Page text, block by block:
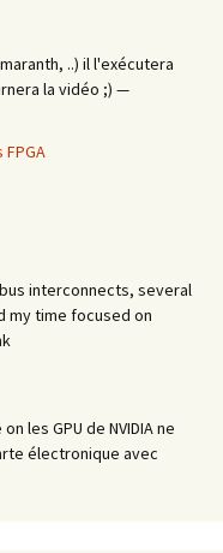
..) il l'exécutera
la vidéo ;) —
interconnects, several
my time focused on
les GPU de NVIDIA ne
électronique avec